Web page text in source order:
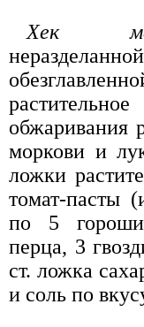
Хек
обжаривания
моркови и
ложки
томат-пасты
по 5
перца, 3
ст. ложка
и соль по